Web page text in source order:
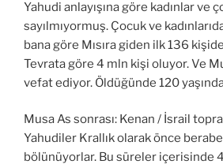
Yahudi anlayışına göre kadınlar ve
sayılmıyormuş. Çocuk ve
bana göre Mısıra giden ilk 136
Tevrata göre 4 mln kişi oluyor. Ve
vefat ediyor. Öldüğünde 120
Musa As sonrası: Kenan / İsrail
Yahudiler Krallık olarak önce
bölünüyorlar. Bu süreler içerisinde